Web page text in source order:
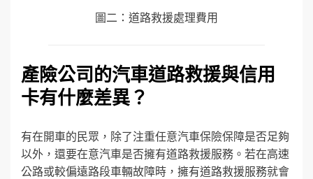
圖二：道路救援處理費用
產險公司的汽車道路救援與信用
卡有什麼差異？
有在開車的民眾，除了注重任意汽車保險保障是否足夠
以外，還要在意汽車是否擁有道路救援服務。若在高速
公路或較偏遠路段車輛故障時，擁有道路救援服務就會